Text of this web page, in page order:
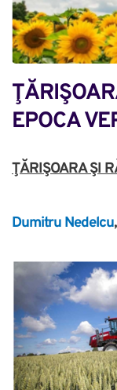
EPOCA
ŢĂRIŞOARA ŞI
Dumitru Nedelcu